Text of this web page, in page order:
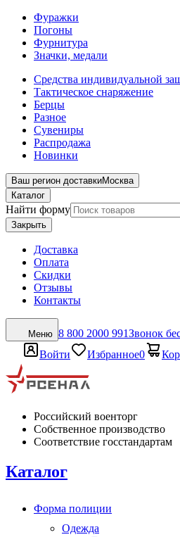
Фуражки
Погоны
Фурнитура
Значки, медали
Средства индивидуальной
Тактическое снаряжение
Берцы
Разное
Сувениры
Распродажа
Новинки
Ваш регион доставкиМосква
Каталог
Найти форму
Закрыть
Доставка
Оплата
Скидки
Отзывы
Контакты
Меню 8 800 2000 991Звонок
Войти
Избранное0
Российский военторг
Собственное производство
Соответствие госстандартам
Каталог
Форма полиции
Одежда